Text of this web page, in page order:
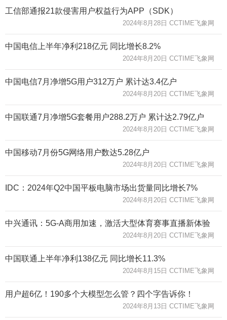
工信部通报21款侵害用户权益行为APP（SDK）
2024年8月28日 CCTIME飞象网
中国电信上半年净利218亿元 同比增长8.2%
2024年8月20日 CCTIME飞象网
中国电信7月净增5G用户312万户 累计达3.4亿户
2024年8月20日 CCTIME飞象网
中国联通7月净增5G套餐用户288.2万户 累计达2.79亿户
2024年8月20日 CCTIME飞象网
中国移动7月份5G网络用户数达5.28亿户
2024年8月20日 CCTIME飞象网
IDC：2024年Q2中国平板电脑市场出货量同比增长7%
2024年8月20日 CCTIME飞象网
中兴通讯：5G-A商用加速，激活大型体育赛事直播新体验
2024年8月20日 CCTIME飞象网
中国联通上半年净利138亿元 同比增长11.3%
2024年8月15日 CCTIME飞象网
用户超6亿！190多个大模型怎么管？四个字告诉你！
2024年8月13日 CCTIME飞象网